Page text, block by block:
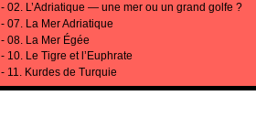
- 02. L’Adriatique — une mer ou un grand golfe ?
- 07. La Mer Adriatique
- 08. La Mer Égée
- 10. Le Tigre et l’Euphrate
- 11. Kurdes de Turquie